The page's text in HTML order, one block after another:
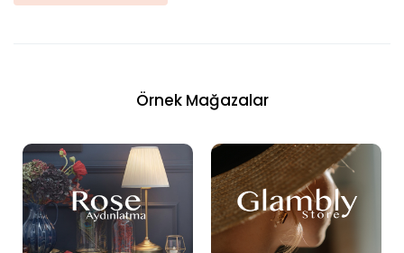
Örnek Mağazalar